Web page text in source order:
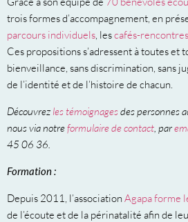
trois formes d’accompagnement, en
parcours individuels, lescafés-rencontres
Ces propositions s’adressent à toutes et
bienveillance, sans discrimination, sans
de l’identité et de l’histoire de chacun.
Découvrez les témoignagesdes personnes
nous via notreformulaire de contact , par
45 06 36.
Formation :
Depuis 2011, l’association Agapa forme
de l’écoute et de la périnatalité afin de